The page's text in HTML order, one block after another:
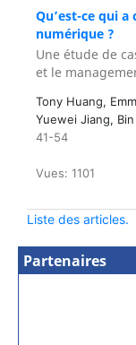
Qu’est-ce qui
numérique ?
Une étude de
et le
Tony Huang,
Yuewei Jiang,
41-54
Vues: 1101
Liste des articles.
Partenaires